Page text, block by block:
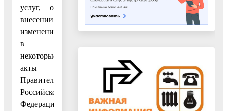
услуг, о
внесении
изменений
в
некоторые
акты
Правительства
Российской
Федерации